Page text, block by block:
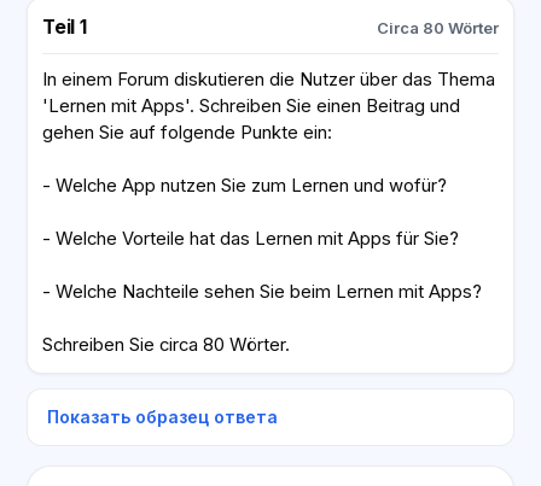
Teil 1 Circa 80 Wörter
In einem Forum diskutieren die Nutzer über das Thema
'Lernen mit Apps'. Schreiben Sie einen Beitrag und
gehen Sie auf folgende Punkte ein:
- Welche App nutzen Sie zum Lernen und wofür?
- Welche Vorteile hat das Lernen mit Apps für Sie?
- Welche Nachteile sehen Sie beim Lernen mit Apps?
Schreiben Sie circa 80 Wörter.
Показать образец ответа